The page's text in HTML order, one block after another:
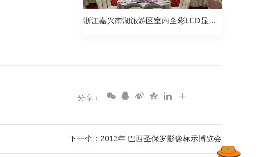
浙江嘉兴南湖旅游区室内全彩LED显示屏项目
分享：
下一个：2013年 巴西圣保罗影像标示博览会